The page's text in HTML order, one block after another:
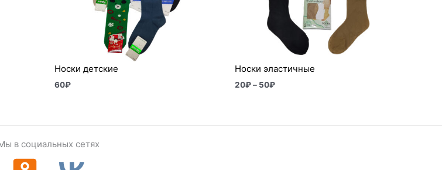
Носки детские
60₽
Носки эластичные
20₽ – 50₽
в социальных сетях